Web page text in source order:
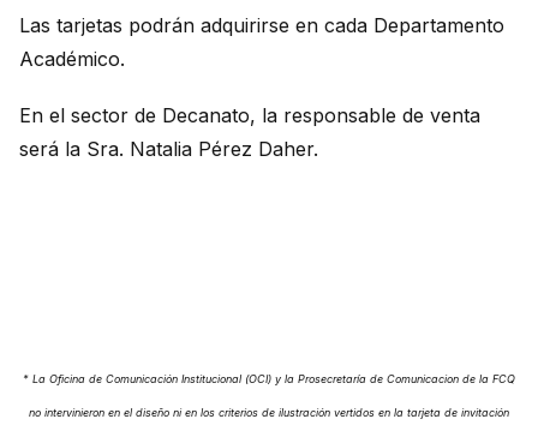
Las tarjetas podrán adquirirse en cada Departamento
Académico.
En el sector de Decanato, la responsable de venta
será la Sra. Natalia Pérez Daher.
* La Oficina de Comunicación Institucional (OCI) y la Prosecretaría de Comunicacion de la FCQ
no intervinieron en el diseño ni en los criterios de ilustración vertidos en la tarjeta de invitación